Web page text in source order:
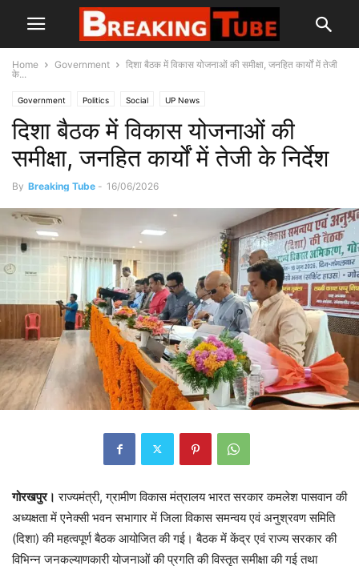
Home Government
दिशा बैठक में विकास योजनाओं की समीक्षा, जनहित कार्यों में तेजी
के...
Government Politics Social UP News
दिशा बैठक में विकास योजनाओं की
समीक्षा, जनहित कार्यों में तेजी के निर्देश
By Breaking Tube - 16/06/2026
गोरखपुर। राज्यमंत्री, ग्रामीण विकास मंत्रालय भारत सरकार कमलेश पासवान की
अध्यक्षता में एनेक्सी भवन सभागार में जिला विकास समन्वय एवं अनुश्रवण समिति
(दिशा) की महत्वपूर्ण बैठक आयोजित की गई। बैठक में केंद्र एवं राज्य सरकार की
विभिन्न जनकल्याणकारी योजनाओं की प्रगति की विस्तृत समीक्षा की गई तथा